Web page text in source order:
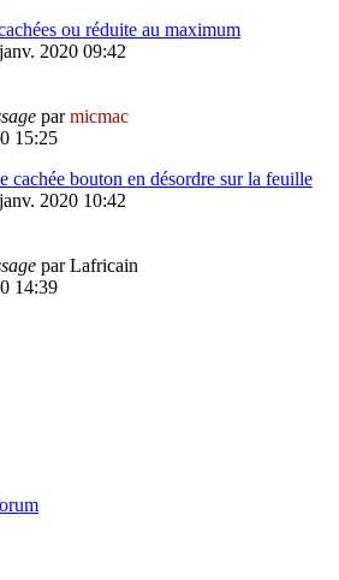
ou réduite au maximum
2020 09:42
parmicmac
15:25
cachée bouton en désordre sur la feuille
2020 10:42
parLafricain
14:39